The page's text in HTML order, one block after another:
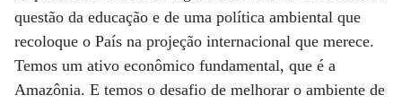
questão da educação e de uma política ambiental que
recoloque o País na projeção internacional que merece.
Temos um ativo econômico fundamental, que é a
Amazônia. E temos o desafio de melhorar o ambiente de